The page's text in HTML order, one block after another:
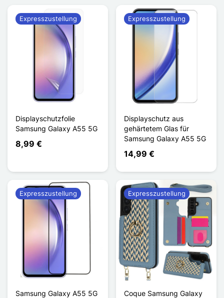
Displayschutzfolie
Samsung Galaxy A55 5G
8,99 €
Expresszustellung
Displayschutz aus
gehärtetem Glas für
Samsung Galaxy A55 5G
14,99 €
Expresszustellung
Samsung Galaxy A55 5G
Expresszustellung
Coque Samsung Galaxy
Expresszustellung